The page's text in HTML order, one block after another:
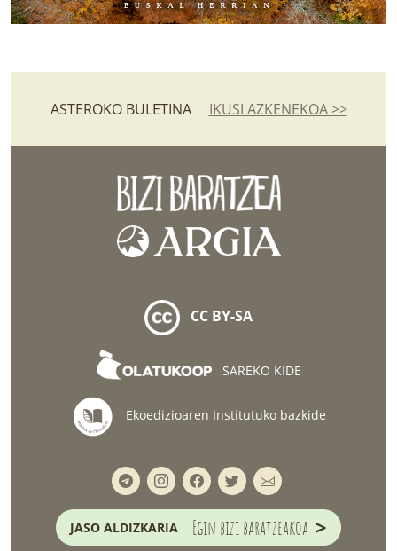
ASTEROKO BULETINA IKUSI AZKENEKOA >>
CC BY-SA
SAREKO KIDE
Ekoedizioaren Institutuko bazkide
JASO ALDIZKARIA Egin bizi baratzeakoa >